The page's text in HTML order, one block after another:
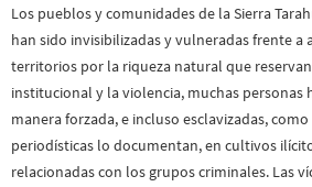
Los pueblos y comunidades de la Sierra
han sido invisibilizadas y vulneradas frente a
territorios por la riqueza natural que
institucional y la violencia, muchas personas
manera forzada, e incluso esclavizadas,
periodísticas lo documentan, en cultivos
relacionadas con los grupos criminales. Las